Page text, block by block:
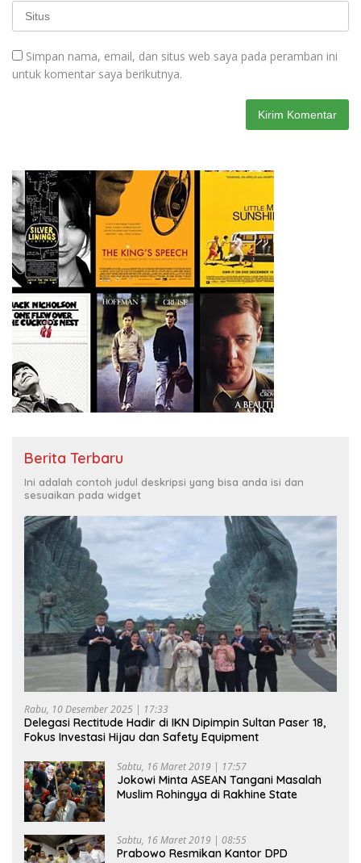
Simpan nama, email, dan situs web saya pada peramban ini
untuk komentar saya berikutnya.
Berita Terbaru
Ini adalah contoh judul deskripsi yang bisa anda isi dan
sesuaikan pada widget
Rabu, 10 Desember 2025 | 17:33
Delegasi Rectitude Hadir di IKN Dipimpin Sultan Paser 18,
Fokus Investasi Hijau dan Safety Equipment
Sabtu, 16 Maret 2019 | 17:57
Jokowi Minta ASEAN Tangani Masalah
Muslim Rohingya di Rakhine State
Sabtu, 16 Maret 2019 | 08:55
Prabowo Resmikan Kantor DPD